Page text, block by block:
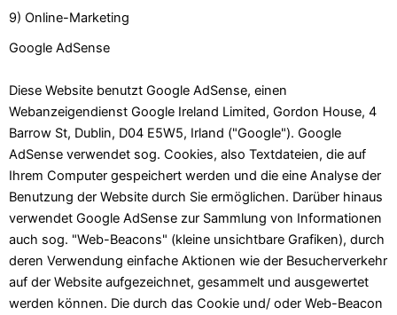
9) Online-Marketing
Google AdSense
Diese Website benutzt Google AdSense, einen
Webanzeigendienst Google Ireland Limited, Gordon House, 4
Barrow St, Dublin, D04 E5W5, Irland ("Google"). Google
AdSense verwendet sog. Cookies, also Textdateien, die auf
Ihrem Computer gespeichert werden und die eine Analyse der
Benutzung der Website durch Sie ermöglichen. Darüber hinaus
verwendet Google AdSense zur Sammlung von Informationen
auch sog. "Web-Beacons" (kleine unsichtbare Grafiken), durch
deren Verwendung einfache Aktionen wie der Besucherverkehr
auf der Website aufgezeichnet, gesammelt und ausgewertet
werden können. Die durch das Cookie und/ oder Web-Beacon